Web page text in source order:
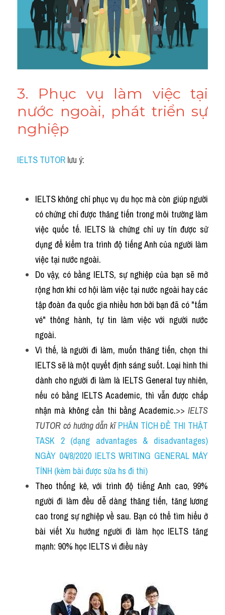
3. Phục vụ làm việc tại
nước ngoài, phát triển sự
nghiệp
IELTS TUTOR lưu ý:
IELTS không chỉ phục vụ du học mà còn giúp người
có chứng chỉ được thăng tiến trong môi trường làm
việc quốc tế. IELTS là chứng chỉ uy tín được sử
dụng để kiểm tra trình độ tiếng Anh của người làm
việc tại nước ngoài.
Do vậy, có bằng IELTS, sự nghiệp của bạn sẽ mở
rộng hơn khi cơ hội làm việc tại nước ngoài hay các
tập đoàn đa quốc gia nhiều hơn bởi bạn đã có "tấm
vé" thông hành, tự tin làm việc với người nước
ngoài.
Vì thế, là người đi làm, muốn thăng tiến, chọn thi
IELTS sẽ là một quyết định sáng suốt. Loại hình thi
dành cho người đi làm là IELTS General tuy nhiên,
nếu có bằng IELTS Academic, thì vẫn được chấp
nhận mà không cần thi bằng Academic.>> IELTS
TUTOR có hướng dẫn kĩ PHÂN TÍCH ĐỀ THI THẬT
TASK 2 (dạng advantages & disadvantages)
NGÀY 04/8/2020 IELTS WRITING GENERAL MÁY
TÍNH (kèm bài được sửa hs đi thi)
Theo thống kê, với trình độ tiếng Anh cao, 99%
người đi làm đều dễ dàng thăng tiến, tăng lương
cao trong sự nghiệp về sau. Bạn có thể tìm hiểu ở
bài viết Xu hướng người đi làm học IELTS tăng
mạnh: 90% học IELTS vì điều này